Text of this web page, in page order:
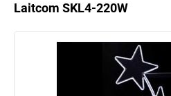
Laitcom SKL4-220W